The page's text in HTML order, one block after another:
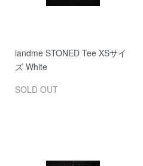
iandme STONED Tee XSサイ
ズ White
SOLD OUT